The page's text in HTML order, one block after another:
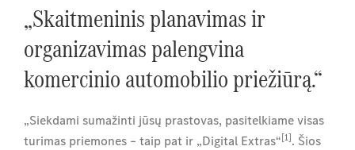
„Skaitmeninis planavimas ir
organizavimas palengvina
komercinio automobilio priežiūrą.“
„Siekdami sumažinti jūsų prastovas, pasitelkiame visas
turimas priemones – taip pat ir „Digital Extras“[1]. Šios